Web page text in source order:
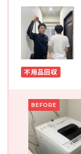
不用品回収
BEFORE